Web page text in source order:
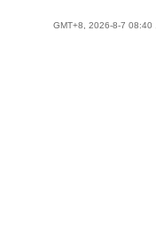
GMT+8, 2026-8-7 08:40